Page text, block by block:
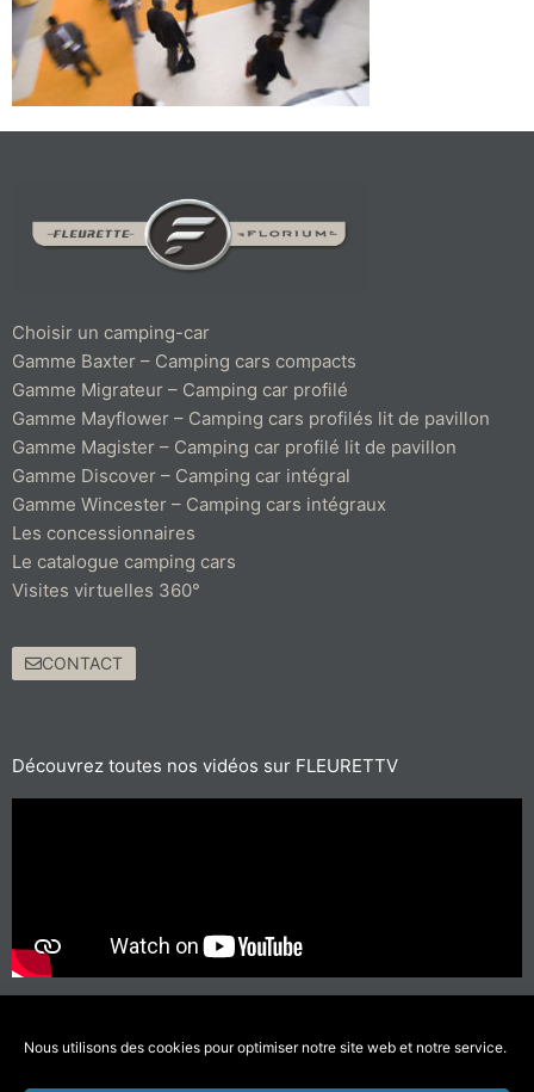
Nous utilisons des cookies pour optimiser notre site web et notre service.
Choisir un camping-car
Gamme Baxter – Camping cars compacts
Gamme Migrateur – Camping car profilé
Gamme Mayflower – Camping cars profilés lit de pavillon
Gamme Magister – Camping car profilé lit de pavillon
Gamme Discover – Camping car intégral
Gamme Wincester – Camping cars intégraux
Les concessionnaires
Le catalogue camping cars
Visites virtuelles 360°
CONTACT
Découvrez toutes nos vidéos sur FLEURETTV
#SeDéplacerMoinsPolluer